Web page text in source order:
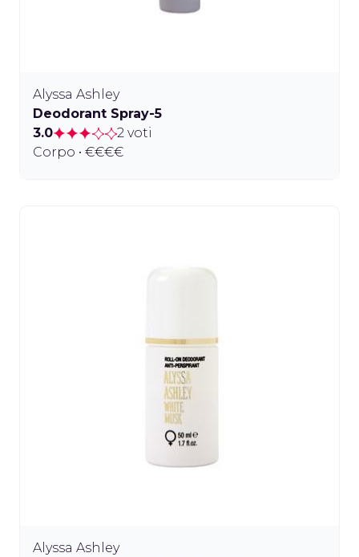
Alyssa Ashley
Deodorant Spray-5
3.0
2 voti
Corpo • €€€€
Alyssa Ashley